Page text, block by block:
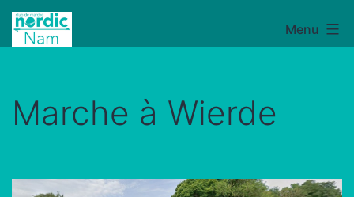
Aller
NordicNam Menu
Marche à Wierde